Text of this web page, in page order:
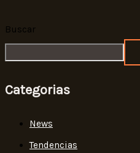
Buscar
Categorias
News
Tendencias